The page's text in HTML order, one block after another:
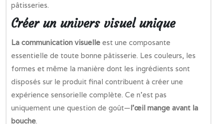
pâtisseries.
Créer un univers visuel unique
La communication visuelle est une composante
essentielle de toute bonne pâtisserie. Les couleurs, les
formes et même la manière dont les ingrédients sont
disposés sur le produit final contribuent à créer une
expérience sensorielle complète. Ce n’est pas
uniquement une question de goût—l’œil mange avant la
bouche.